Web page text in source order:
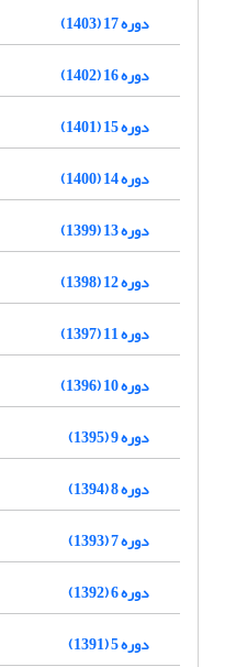
دوره 17 (1403)
دوره 16 (1402)
دوره 15 (1401)
دوره 14 (1400)
دوره 13 (1399)
دوره 12 (1398)
دوره 11 (1397)
دوره 10 (1396)
دوره 9 (1395)
دوره 8 (1394)
دوره 7 (1393)
دوره 6 (1392)
دوره 5 (1391)